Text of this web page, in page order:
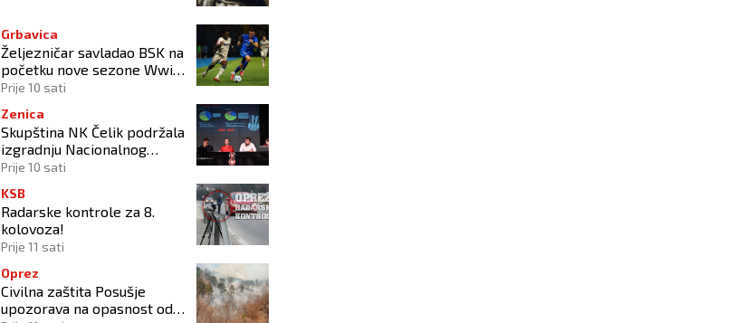
Grbavica
Željezničar savladao BSK na
početku nove sezone Wwin
lige BiH
Prije 10 sati
Zenica
Skupština NK Čelik podržala
izgradnju Nacionalnog
stadiona
Prije 10 sati
KSB
Radarske kontrole za 8.
kolovoza!
Prije 11 sati
Oprez
Civilna zaštita Posušje
upozorava na opasnost od